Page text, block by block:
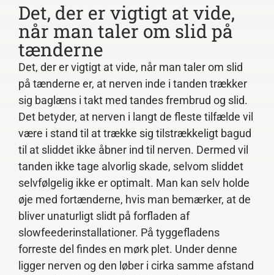
Det, der er vigtigt at vide,
når man taler om slid på
tænderne
Det, der er vigtigt at vide, når man taler om slid
på tænderne er, at nerven inde i tanden trækker
sig baglæns i takt med tandes frembrud og slid.
Det betyder, at nerven i langt de fleste tilfælde vil
være i stand til at trække sig tilstrækkeligt bagud
til at sliddet ikke åbner ind til nerven. Dermed vil
tanden ikke tage alvorlig skade, selvom sliddet
selvfølgelig ikke er optimalt. Man kan selv holde
øje med fortænderne, hvis man bemærker, at de
bliver unaturligt slidt på forfladen af
slowfeederinstallationer. På tyggefladens
forreste del findes en mørk plet. Under denne
ligger nerven og den løber i cirka samme afstand